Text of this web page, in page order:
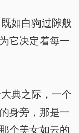
如白驹过隙般
它决定着每一
典之际，一个
身旁，那是一
个美女如云的